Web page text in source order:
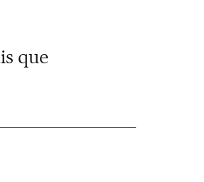
que